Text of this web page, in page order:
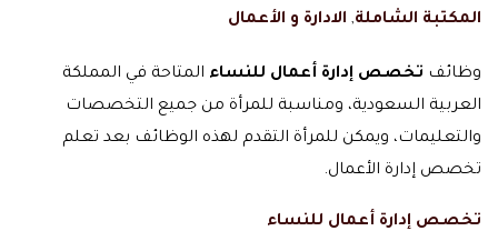
المكتبة الشاملة, الادارة و الأعمال
وظائف تخصص إدارة أعمال للنساء المتاحة في المملكة
العربية السعودية، ومناسبة للمرأة من جميع التخصصات
والتعليمات، ويمكن للمرأة التقدم لهذه الوظائف بعد تعلم
تخصص إدارة الأعمال.
تخصص إدارة أعمال للنساء